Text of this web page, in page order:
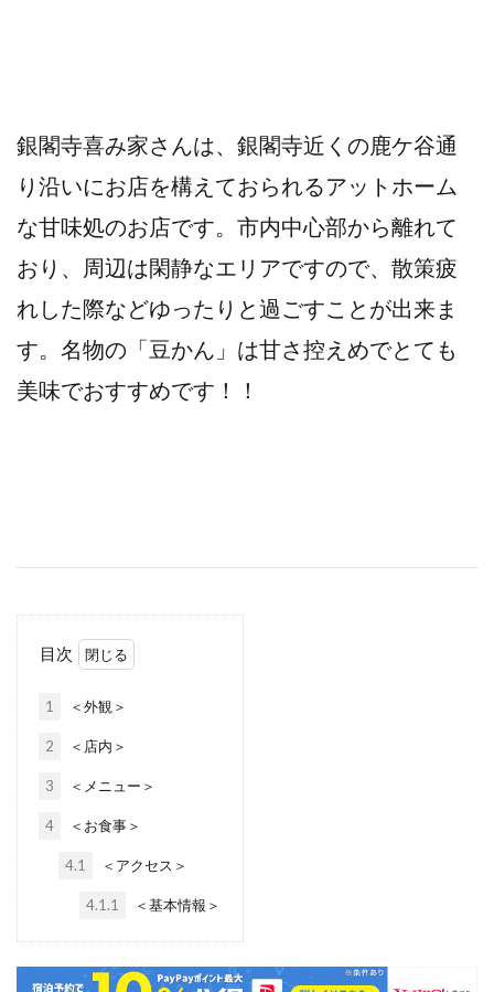
銀閣寺喜み家さんは、銀閣寺近くの鹿ケ谷通
り沿いにお店を構えておられるアットホーム
な甘味処のお店です。市内中心部から離れて
おり、周辺は閑静なエリアですので、散策疲
れした際などゆったりと過ごすことが出来ま
す。名物の「豆かん」は甘さ控えめでとても
美味でおすすめです！！
目次
1 ＜外観＞
2 ＜店内＞
3 ＜メニュー＞
4 ＜お食事＞
4.1 ＜アクセス＞
4.1.1 ＜基本情報＞